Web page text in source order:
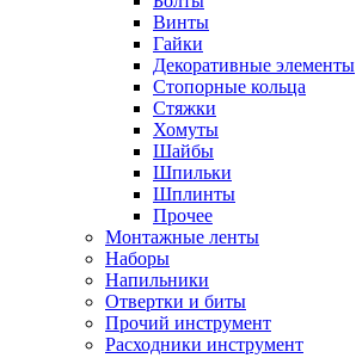
Винты
Гайки
Декоративные элементы
Стопорные кольца
Стяжки
Хомуты
Шайбы
Шпильки
Шплинты
Прочее
Монтажные ленты
Наборы
Напильники
Отвертки и биты
Прочий инструмент
Расходники инструмент